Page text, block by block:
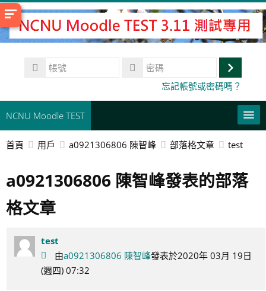
跳
至
主
登
忘記帳號或密碼嗎？
NCNU Moodle TEST
常用連結
正體中文 ‎(zh_tw)‎
首頁 用戶 a0921306806 陳智峰 部落格文章 test
a0921306806 陳智峰發表的部落
格文章
test
由a0921306806 陳智峰發表於2020年 03月 19日
(週四) 07:32